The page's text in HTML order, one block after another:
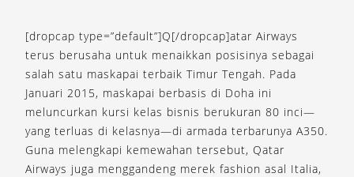
[dropcap type=”default”]Q[/dropcap]atar Airways
terus berusaha untuk menaikkan posisinya sebagai
salah satu maskapai terbaik Timur Tengah. Pada
Januari 2015, maskapai berbasis di Doha ini
meluncurkan kursi kelas bisnis berukuran 80 inci—
yang terluas di kelasnya—di armada terbarunya A350.
Guna melengkapi kemewahan tersebut, Qatar
Airways juga menggandeng merek fashion asal Italia,